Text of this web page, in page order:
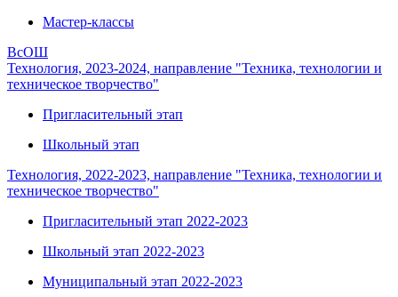
Мастер-классы
ВсОШ
Технология, 2023-2024, направление "Техника, технологии и
техническое творчество"
Пригласительный этап
Школьный этап
Технология, 2022-2023, направление "Техника, технологии и
техническое творчество"
Пригласительный этап 2022-2023
Школьный этап 2022-2023
Муниципальный этап 2022-2023